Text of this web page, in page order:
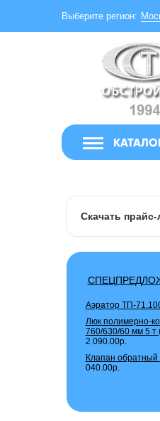
Выберите регион:
Скачать прайс-
Аэратор ТП-
Люк полимерно-
760/630/60 мм 5 т
2 090.00р.
Клапан
040.00р.